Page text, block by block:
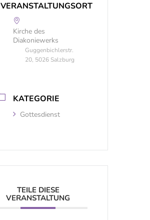
VERANSTALTUNGSORT
Kirche des
Diakoniewerks
Guggenbichlerstr.
20, 5026 Salzburg
KATEGORIE
Gottesdienst
TEILE DIESE
VERANSTALTUNG